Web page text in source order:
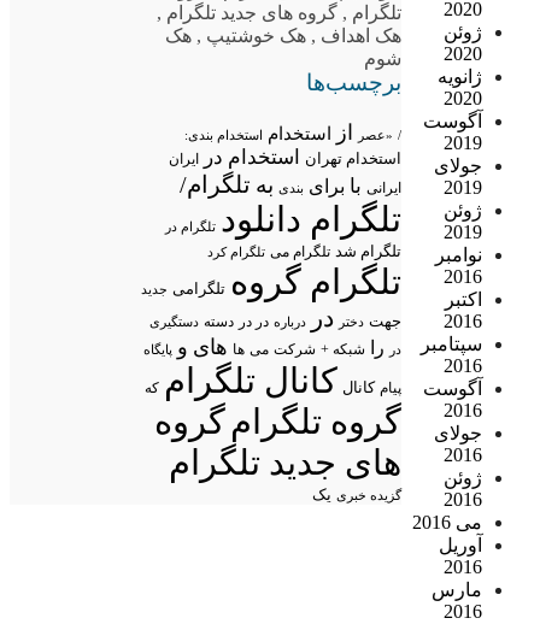
2020
ژوئن
2020
ژانویه
2020
آگوست
2019
جولای
2019
ژوئن
2019
نوامبر
2016
اکتبر
2016
سپتامبر
2016
آگوست
2016
جولای
2016
ژوئن
2016
می 2016
آوریل
2016
مارس
2016
تلگرام , گروه های جدید تلگرام ,
هک اهداف , هک خوشتیپ , هک
شوم
برچسب‌ها
/ «عصر از استخدام استخدام بندی:
استخدام تهران استخدام در ایران
ایرانی با برای بندی به تلگرام/
تلگرام دانلود تلگرام در
تلگرام شد تلگرام می تلگرام کرد
تلگرام گروه تلگرامی جدید
جهت دختر در درباره در در دسته دستگیری
در
را شبکه + شرکت می ها های و پایگاه
پیام کانال کانال تلگرام که
گروه تلگرامگروه
های جدید تلگرام
گزیده خبری یک